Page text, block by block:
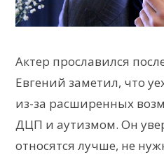
Актер прославился
Евгений заметил, что
из-за расширенных
ДЦП и аутизмом. Он
относятся лучше, не